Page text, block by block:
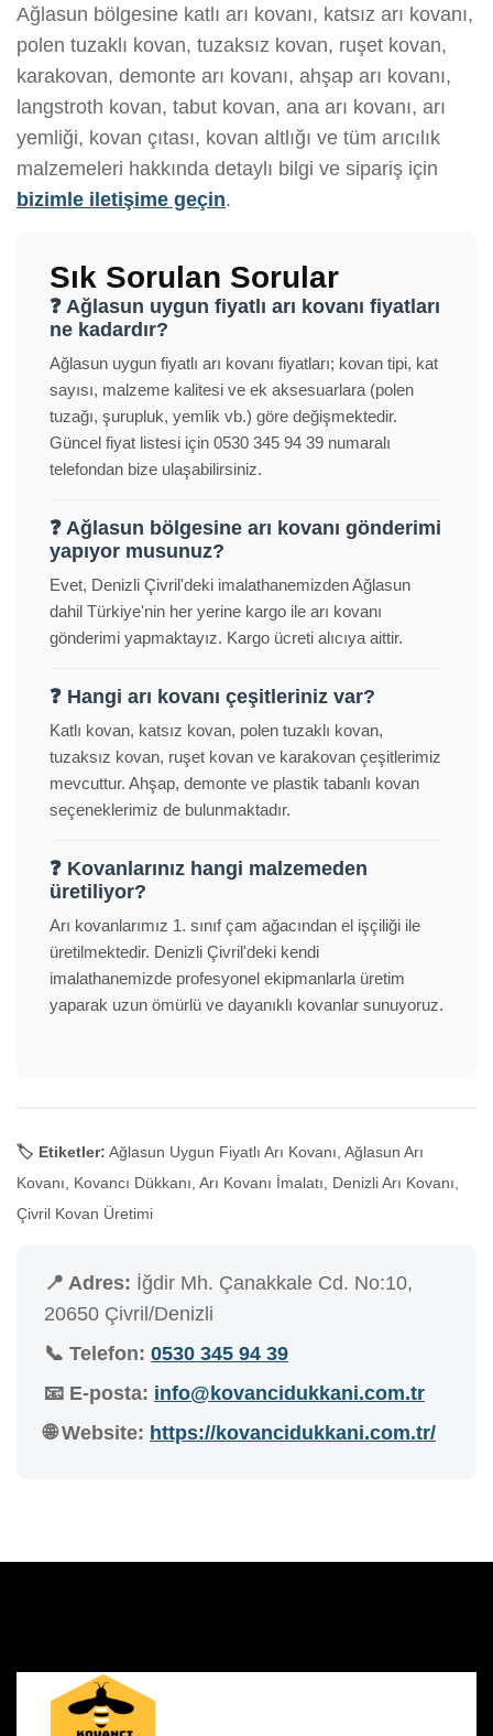
Ağlasun bölgesine katlı arı kovanı, katsız arı kovanı,
polen tuzaklı kovan, tuzaksız kovan, ruşet kovan,
karakovan, demonte arı kovanı, ahşap arı kovanı,
langstroth kovan, tabut kovan, ana arı kovanı, arı
yemliği, kovan çıtası, kovan altlığı ve tüm arıcılık
malzemeleri hakkında detaylı bilgi ve sipariş için
bizimle iletişime geçin.
Sık Sorulan Sorular
❓ Ağlasun uygun fiyatlı arı kovanı fiyatları
ne kadardır?
Ağlasun uygun fiyatlı arı kovanı fiyatları; kovan tipi, kat
sayısı, malzeme kalitesi ve ek aksesuarlara (polen
tuzağı, şurupluk, yemlik vb.) göre değişmektedir.
Güncel fiyat listesi için 0530 345 94 39 numaralı
telefondan bize ulaşabilirsiniz.
❓ Ağlasun bölgesine arı kovanı gönderimi
yapıyor musunuz?
Evet, Denizli Çivril'deki imalathanemizden Ağlasun
dahil Türkiye'nin her yerine kargo ile arı kovanı
gönderimi yapmaktayız. Kargo ücreti alıcıya aittir.
❓ Hangi arı kovanı çeşitleriniz var?
Katlı kovan, katsız kovan, polen tuzaklı kovan,
tuzaksız kovan, ruşet kovan ve karakovan çeşitlerimiz
mevcuttur. Ahşap, demonte ve plastik tabanlı kovan
seçeneklerimiz de bulunmaktadır.
❓ Kovanlarınız hangi malzemeden
üretiliyor?
Arı kovanlarımız 1. sınıf çam ağacından el işçiliği ile
üretilmektedir. Denizli Çivril'deki kendi
imalathanemizde profesyonel ekipmanlarla üretim
yaparak uzun ömürlü ve dayanıklı kovanlar sunuyoruz.
🏷️ Etiketler: Ağlasun Uygun Fiyatlı Arı Kovanı, Ağlasun Arı
Kovanı, Kovancı Dükkanı, Arı Kovanı İmalatı, Denizli Arı Kovanı,
Çivril Kovan Üretimi
📍 Adres: İğdir Mh. Çanakkale Cd. No:10,
20650 Çivril/Denizli
📞 Telefon: 0530 345 94 39
📧 E-posta: info@kovancidukkani.com.tr
🌐 Website: https://kovancidukkani.com.tr/